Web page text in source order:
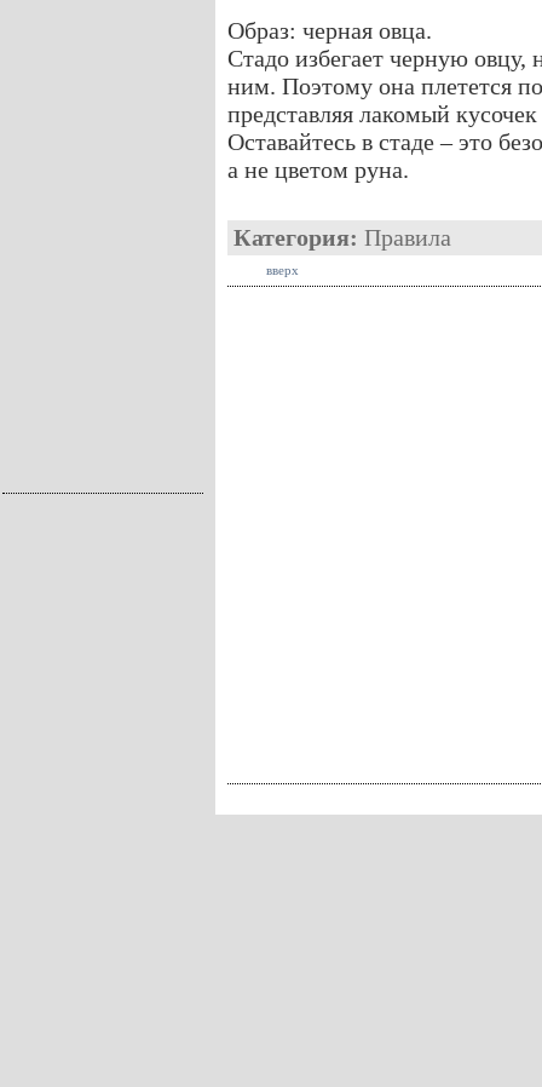
Образ: черная овца.
Стадо избегает черную овцу,
ним. Поэтому она плетется
представляя лакомый
Оставайтесь в стаде – это
а не цветом руна.
Категория: Правила
вверх